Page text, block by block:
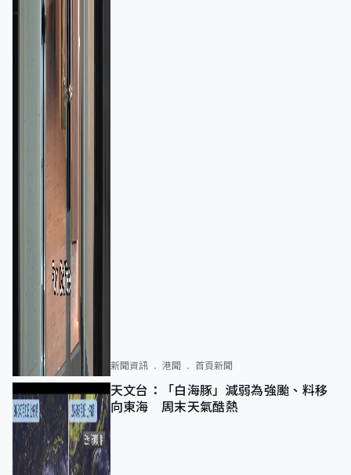
新聞資訊 港聞 首頁新聞
天文台：「白海豚」減弱為強颱、料移
向東海 周末天氣酷熱